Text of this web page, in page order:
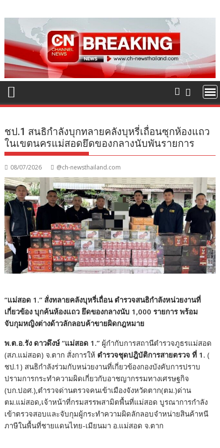
to
content
ชป.1 สนธิกำลังบุกทลายคลังบุหรี่เถื่อนซุกห้องแถว
ในเขตนครแม่สอดยึดของกลางนับพันรายการ
08/07/2026 @ch-newsthailand.com
“แม่สอด 1.” สั่งทลายคลังบุหรี่เถื่อน ตำรวจสนธิกำลังหน่วยงานที่
เกี่ยวข้อง บุกค้นห้องแถว ยึดของกลางนับ 1,000 รายการ พร้อม
จับกุมหญิงต่างด้าวลักลอบค้าขายผิดกฎหมาย
พ.ต.อ.รัง ดาวดึงษ์ “แม่สอด 1.” ผู้กำกับการสถานีตำรวจภูธรแม่สอด
(สภ.แม่สอด) จ.ตาก สั่งการให้ ตำรวจชุดปฎิบัติการสายตรวจ ที่ 1. (
ชป.1) สนธิกำลังร่วมกับหน่วยงานที่เกี่ยวข้องกองบังคับการปราบ
ปรามการกระทำความผิดเกี่ยวกับอาชญากรรมทางเศรษฐกิจ
(บก.ปอศ.),ตำรวจด่านตรวจคนเข้าเมืองจังหวัดตาก(ตม.)ด่าน
ตม.แม่สอด,เจ้าหน้าที่กรมสรรพสามิตพื้นที่แม่สอด บูรณาการกำลัง
เข้าตรวจสอบและจับกุมผู้กระทำความผิดลักลอบจำหน่ายสินค้าหนี
ภาษีในพื้นที่ชายแดนไทย-เมียนมา อ.แม่สอด จ.ตาก